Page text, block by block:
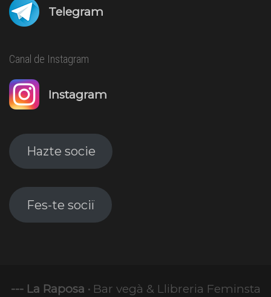
Telegram
Canal de Instagram
Instagram
Hazte socie
Fes-te sociï
--- La Raposa · Bar vegà & Llibreria Feminsta